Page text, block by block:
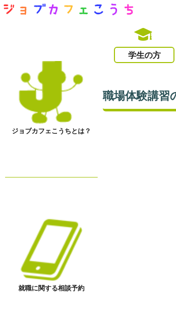
学生の方
ジョブカフェこうちとは？
就職に関する相談予約
職場体験講習